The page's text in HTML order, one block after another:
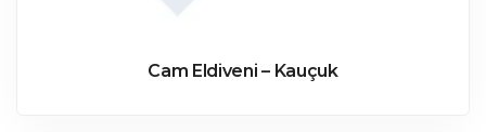
Cam Eldiveni – Kauçuk